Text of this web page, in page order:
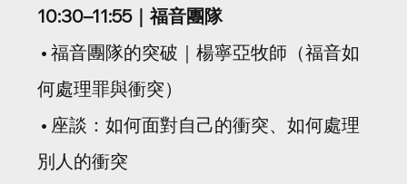
10:30–11:55｜福音團隊
何處理罪與衝突）
別人的衝突